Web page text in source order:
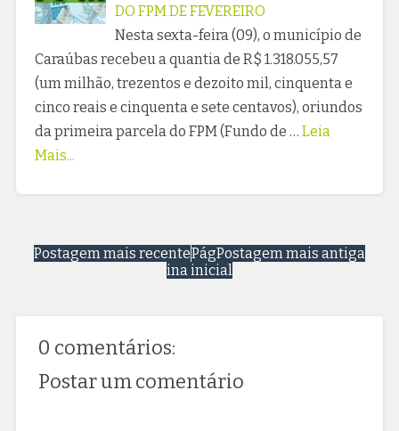
DO FPM DE FEVEREIRO
Nesta sexta-feira (09), o município de
Caraúbas recebeu a quantia de R$ 1.318.055,57
(um milhão, trezentos e dezoito mil, cinquenta e
cinco reais e cinquenta e sete centavos), oriundos
da primeira parcela do FPM (Fundo de … Leia
Mais...
Postagem mais recente Postagem mais antiga
Pág
ina inicial
0 comentários:
Postar um comentário